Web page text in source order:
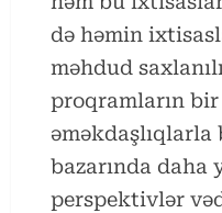
də həmin
məhdud
proqramların
əməkdaşlıqlarla
bazarında daha
perspektivlər